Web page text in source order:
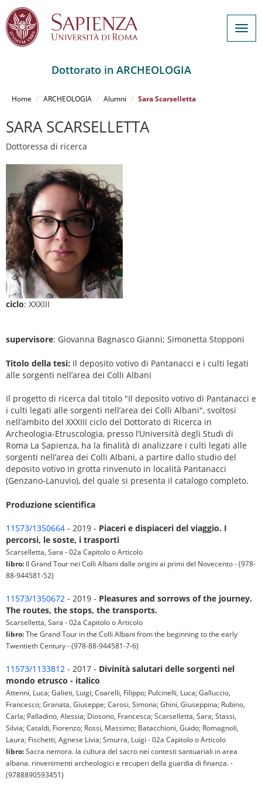
principale
Dottorato in ARCHEOLOGIA
Home ARCHEOLOGIA Alumni Sara Scarselletta
SARA SCARSELLETTA
Dottoressa di ricerca
ciclo: XXXIII
supervisore: Giovanna Bagnasco Gianni; Simonetta Stopponi
Titolo della tesi: Il deposito votivo di Pantanacci e i culti legati
alle sorgenti nell’area dei Colli Albani
Il progetto di ricerca dal titolo "Il deposito votivo di Pantanacci e
i culti legati alle sorgenti nell’area dei Colli Albani", svoltosi
nell’ambito del XXXIII ciclo del Dottorato di Ricerca in
Archeologia-Etruscologia, presso l’Università degli Studi di
Roma La Sapienza, ha la finalità di analizzare i culti legati alle
sorgenti nell’area dei Colli Albani, a partire dallo studio del
deposito votivo in grotta rinvenuto in località Pantanacci
(Genzano-Lanuvio), del quale si presenta il catalogo completo.
Produzione scientifica
11573/1350664 - 2019 - Piaceri e dispiaceri del viaggio. I
percorsi, le soste, i trasporti
Scarselletta, Sara - 02a Capitolo o Articolo
libro: Il Grand Tour nei Colli Albani dalle origini ai primi del Novecento - (978-
88-944581-52)
11573/1350672 - 2019 - Pleasures and sorrows of the journey.
The routes, the stops, the transports.
Scarselletta, Sara - 02a Capitolo o Articolo
libro:The Grand Tour in the Colli Albani from the beginning to the early
Twentieth Century - (978-88-944581-7-6)
11573/1133812 - 2017 - Divinità salutari delle sorgenti nel
mondo etrusco - italico
Attenni, Luca; Galieti, Luigi; Coarelli, Filippo; Pulcinelli, Luca; Galluccio,
Francesco; Granata, Giuseppe; Carosi, Simona; Ghini, Giuseppina; Rubino,
Carla; Palladino, Alessia; Diosono, Francesca; Scarselletta, Sara; Stassi,
Silvia; Cataldi, Fiorenzo; Rossi, Massimo; Batacchioni, Guido; Romagnoli,
Laura; Fischetti, Agnese Livia; Smurra, Luigi - 02a Capitolo o Articolo
libro:Sacra nemora. la cultura del sacro nei contesti santuariali in area
albana. rinvenimenti archeologici e recuperi della guardia di finanza. -
(9788890593451)